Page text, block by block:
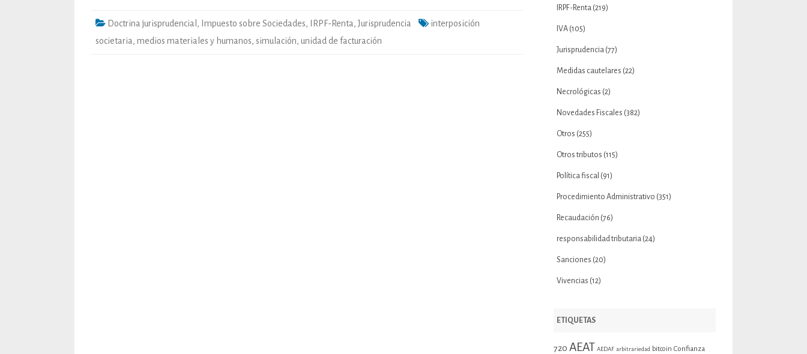
Doctrina jurisprudencial , Impuesto sobre Sociedades, IRPF-Renta ,Jurisprudencia
interposición
societaria , medios materiales y humanos, simulación, unidad de facturación
IRPF-Renta(219)
IVA(105)
Jurisprudencia(77)
Medidas cautelares (22)
Necrológicas (2)
Novedades Fiscales (382)
Otros (255)
Otros tributos (115)
Política fiscal (91)
Procedimiento Administrativo (351)
Recaudación (76)
responsabilidad tributaria(24)
Sanciones (20)
Vivencias (12)
ETIQUETAS
720 AEAT AEDAF arbitrariedad bitcoin Confianza